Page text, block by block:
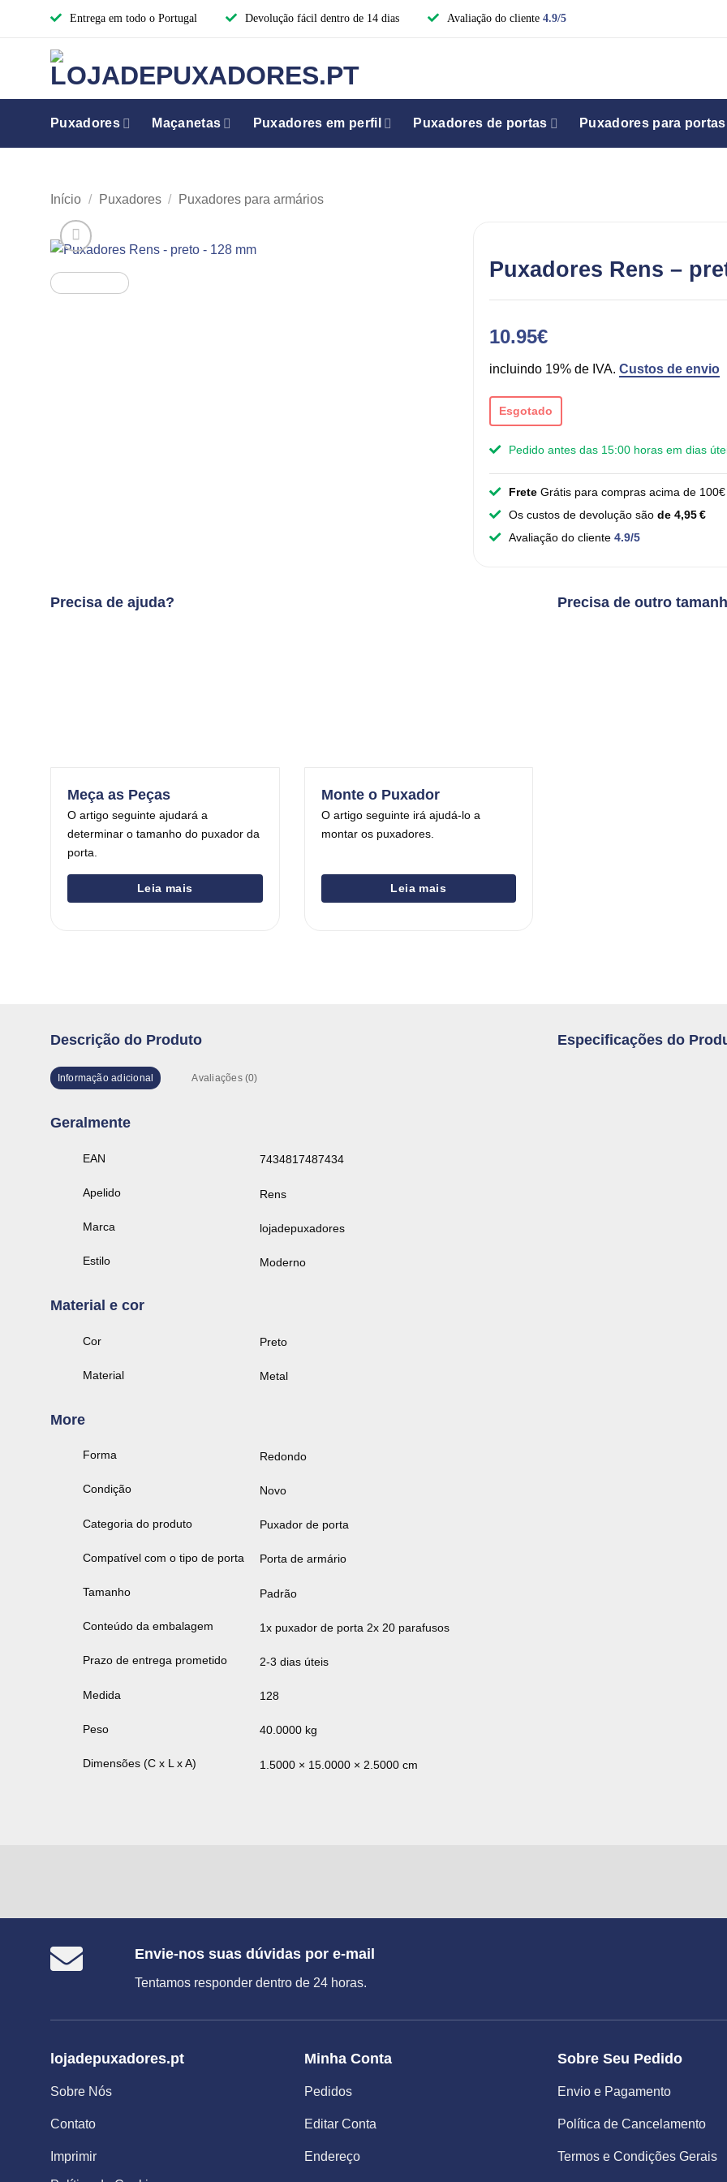
Entrega em todo o Portugal Devolução fácil dentro de 14 dias Avaliação do cliente 4.9/5
Puxadores Maçanetas Puxadores em perfil Puxadores de portas Puxadores para
Início / Puxadores / Puxadores para armários
Puxadores Rens –
10.95€
incluindo 19% de IVA. Custos de envio
Esgotado
Pedido antes das 15:00 horas em dias
FreteGrátis para compras acima de
Os custos de devolução são de 4,95 €
Avaliação do cliente 4.9/5
Precisa de ajuda?
Meça as Peças
O artigo seguinte ajudará a
determinar o tamanho do puxador da
porta.
Leia mais
Monte o Puxador
O artigo seguinte irá ajudá-lo a
montar os puxadores.
Leia mais
Precisa de outro
Descrição do Produto
Informação adicional Avaliações (0)
Geralmente
EAN 7434817487434
Apelido Rens
Marca lojadepuxadores
Estilo Moderno
Material e cor
Cor Preto
Material Metal
More
Forma Redondo
Condição Novo
Categoria do produto Puxador de porta
Compatível com o tipo de porta Porta de armário
Tamanho Padrão
Conteúdo da embalagem 1x puxador de porta 2x 20 parafusos
Prazo de entrega prometido 2-3 dias úteis
Medida 128
Peso 40.0000 kg
Dimensões (C x L x A) 1.5000 × 15.0000 × 2.5000 cm
Especificações do
Envie-nos suas dúvidas por e-mail
Tentamos responder dentro de 24 horas.
lojadepuxadores.pt
Sobre Nós
Contato
Imprimir
Minha Conta
Pedidos
Editar Conta
Endereço
Sobre Seu Pedido
Envio e Pagamento
Política de Cancelamento
Termos e Condições Gerais